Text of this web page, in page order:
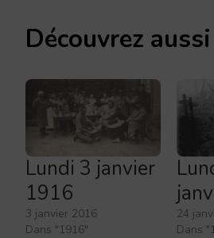
Découvrez aussi
Lundi 3 janvier
1916
3 janvier 2016
Dans "1916"
24
Dans